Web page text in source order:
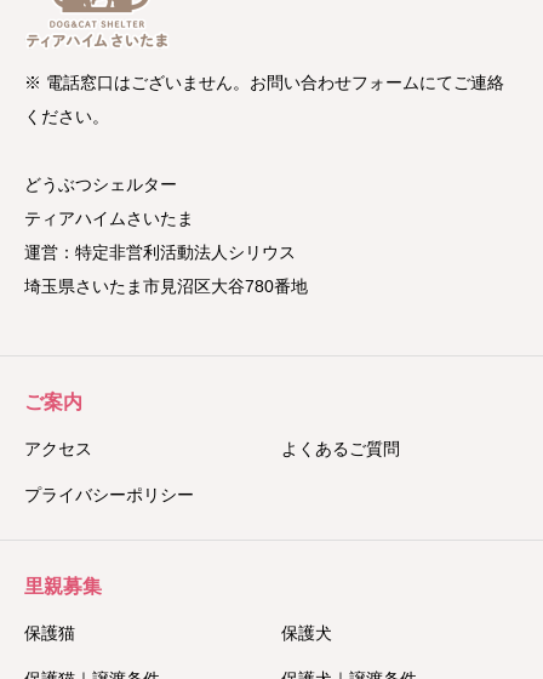
※ 電話窓口はございません。お問い合わせフォームにてご連絡
ください。
どうぶつシェルター
ティアハイムさいたま
運営：特定非営利活動法人シリウス
埼玉県さいたま市見沼区大谷780番地
ご案内
アクセス よくあるご質問
プライバシーポリシー
里親募集
保護猫 保護犬